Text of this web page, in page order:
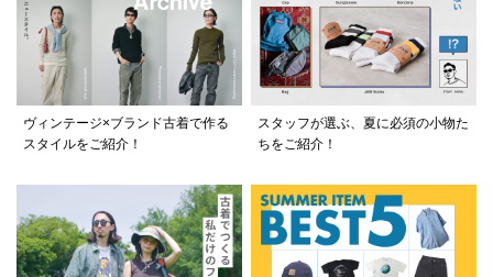
ヴィンテージ×ブランド古着で作る
スタイルをご紹介！
スタッフが選ぶ、夏に必須の小物た
ちをご紹介！